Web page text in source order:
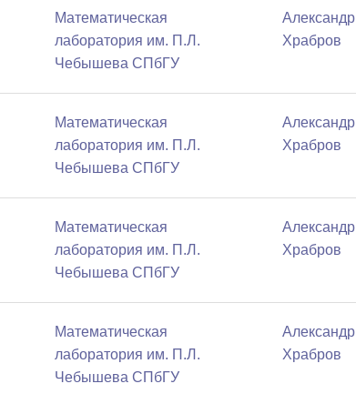
Математичеcкая
лаборатория им. П.Л.
Чебышева СПбГУ
Александр
Храбров
Математичеcкая
лаборатория им. П.Л.
Чебышева СПбГУ
Александр
Храбров
Математичеcкая
лаборатория им. П.Л.
Чебышева СПбГУ
Александр
Храбров
Математичеcкая
лаборатория им. П.Л.
Чебышева СПбГУ
Александр
Храбров